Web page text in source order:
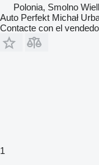
Polonia, Smolno
Auto Perfekt Michał
Contacte con el
1